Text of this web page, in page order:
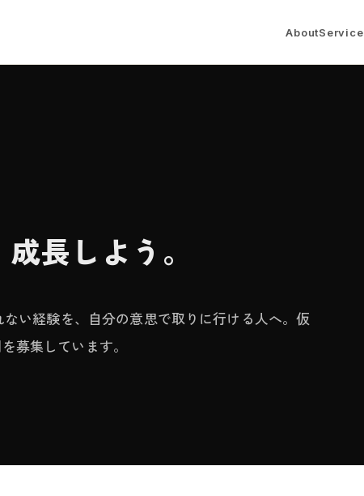
AboutService
長しよう。
い経験を、自分の意思で取りに行ける人へ。仮
募集しています。